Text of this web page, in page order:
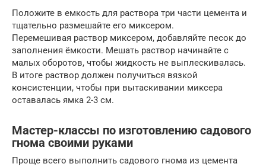
Положите в емкость для раствора три части цемента и
тщательно размешайте его миксером.
Перемешивая раствор миксером, добавляйте песок до
заполнения ёмкости. Мешать раствор начинайте с
малых оборотов, чтобы жидкость не выплескивалась.
В итоге раствор должен получиться вязкой
консистенции, чтобы при вытаскивании миксера
оставалась ямка 2-3 см.
Мастер-классы по изготовлению садового
гнома своими руками
Проще всего выполнить садового гнома из цемента